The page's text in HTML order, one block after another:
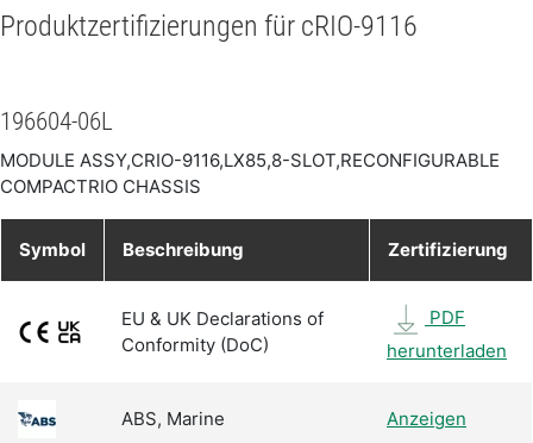
Produktzertifizierungen für cRIO-9116
196604-06L
MODULE ASSY,CRIO-9116,LX85,8-SLOT,RECONFIGURABLE
COMPACTRIO CHASSIS
Symbol Beschreibung Zertifizierung
EU & UK Declarations of
Conformity (DoC)
PDF
herunterladen
ABS, Marine Anzeigen